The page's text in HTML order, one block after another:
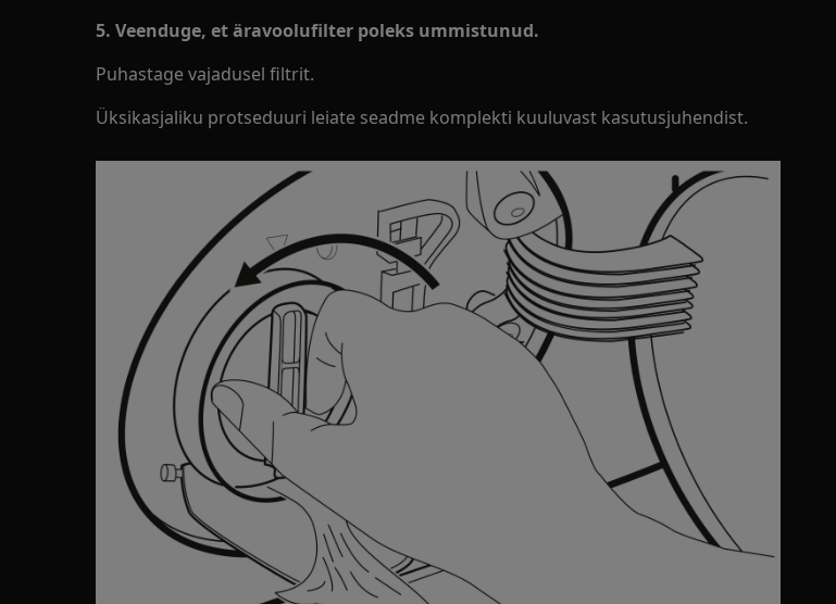
5. Veenduge, et äravoolufilter poleks ummistunud.
Puhastage vajadusel filtrit.
Üksikasjaliku protseduuri leiate seadme komplekti kuuluvast kasutusjuhendist.